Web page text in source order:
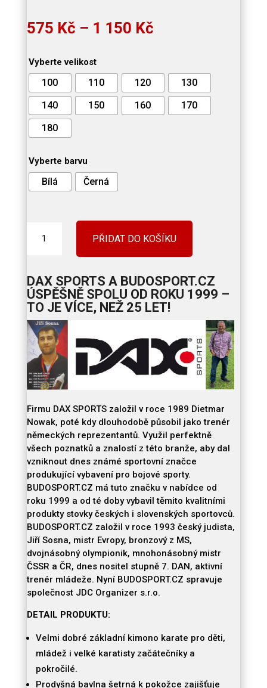
575 Kč – 1 150 KčRozpětí
1
150 Kč
Vyberte velikost
100 110 120
130
140
150 160
170
180
Vyberte barvu
Bílá Černá
KIMONO
BEGINNER
-
BÍLÉ
/
ČERNÉ,
6
oz.
množství
PŘIDAT DO KOŠÍKU
DAX SPORTS A BUDOSPORT.CZ
ÚSPĚŠNĚ SPOLU OD ROKU 1999 –
TO JE VÍCE, NEŽ 25 LET!
Firmu DAX SPORTS založil v roce 1989 Dietmar
Nowak, poté kdy dlouhodobě působil jako trenér
německých reprezentantů. Využil perfektně
všech poznatků a znalostí z této branže, aby dal
vzniknout dnes známé sportovní značce
produkující vybavení pro bojové sporty.
BUDOSPORT.CZ má tuto značku v nabídce od
roku 1999 a od té doby vybavil těmito kvalitními
produkty stovky českých i slovenských sportovců.
BUDOSPORT.CZ založil v roce 1993 český judista,
Jiří Sosna, mistr Evropy, bronzový z MS,
dvojnásobný olympionik, mnohonásobný mistr
ČSSR a ČR, dnes nositel stupně 7. DAN, aktivní
trenér mládeže. Nyní BUDOSPORT.CZ spravuje
společnost JDC Organizer s.r.o.
DETAIL PRODUKTU:
Velmi dobré základní kimono karate pro děti,
mládež i velké karatisty začátečníky a
pokročilé.
Prodyšná bavlna šetrná k pokožce zajišťuje